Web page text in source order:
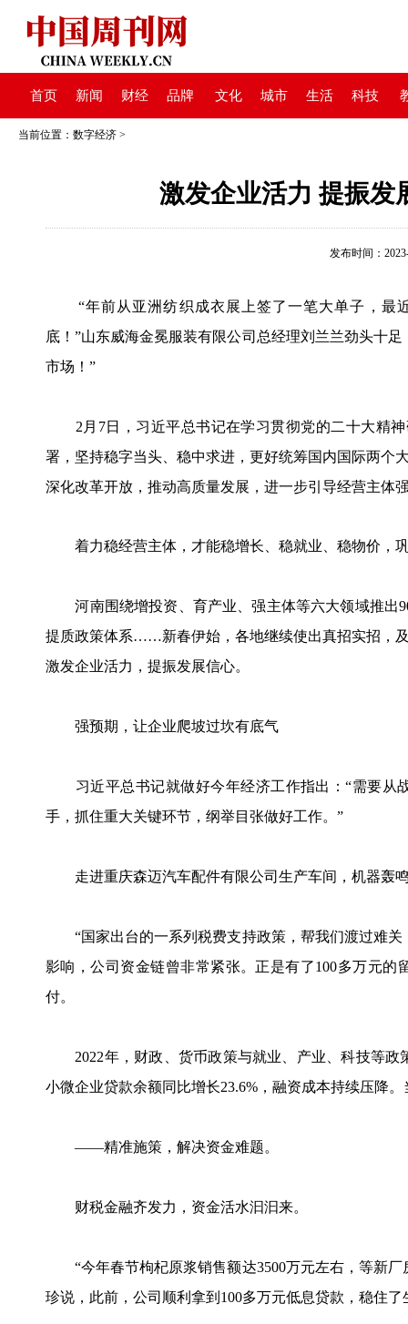
首页 新闻 财经 品牌 文化 城市 生活 科技
当前位置： 数字经济 >
激发企业活力 提振发
发布时间：
“年前从亚洲纺织成衣展上签了一笔大单子，最
底！”山东威海金冕服装有限公司总经理刘兰兰劲头十
市场！”
2月7日，习近平总书记在学习贯彻党的二十大精神
署，坚持稳字当头、稳中求进，更好统筹国内国际两个
深化改革开放，推动高质量发展，进一步引导经营主体
着力稳经营主体，才能稳增长、稳就业、稳物价，
河南围绕增投资、育产业、强主体等六大领域推出
提质政策体系……新春伊始，各地继续使出真招实招，
激发企业活力，提振发展信心。
强预期，让企业爬坡过坎有底气
习近平总书记就做好今年经济工作指出：“需要从
手，抓住重大关键环节，纲举目张做好工作。”
走进重庆森迈汽车配件有限公司生产车间，机器轰
“国家出台的一系列税费支持政策，帮我们渡过难关
影响，公司资金链曾非常紧张。正是有了100多万元
付。
2022年，财政、货币政策与就业、产业、科技等政
小微企业贷款余额同比增长23.6%，融资成本持续压降
——精准施策，解决资金难题。
财税金融齐发力，资金活水汩汩来。
“今年春节枸杞原浆销售额达3500万元左右，等新厂
珍说，此前，公司顺利拿到100多万元低息贷款，稳住